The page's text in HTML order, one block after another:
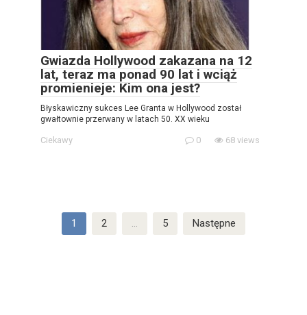
Gwiazda Hollywood zakazana na 12
lat, teraz ma ponad 90 lat i wciąż
promienieje: Kim ona jest?
Błyskawiczny sukces Lee Granta w Hollywood został
gwałtownie przerwany w latach 50. XX wieku
Ciekawy 0 68 views
Stronicowanie1 2 … 5 Następne